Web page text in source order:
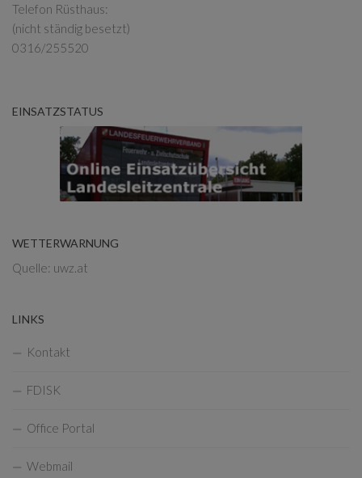
Telefon Rüsthaus:
(nicht ständig besetzt)
0316/255520
EINSATZSTATUS
WETTERWARNUNG
Quelle: uwz.at
LINKS
Kontakt
FDISK
Office Portal
Webmail